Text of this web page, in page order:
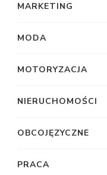
MARKETING
MODA
MOTORYZACJA
NIERUCHOMOŚCI
OBCOJĘZYCZNE
PRACA